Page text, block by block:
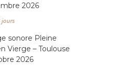
2026
jours
sonore Pleine
Vierge – Toulouse
2026